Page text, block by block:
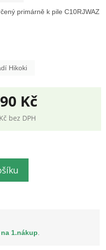
primárně k pile C10RJWAZ
Hikoki
Kč
bez DPH
1.nákup